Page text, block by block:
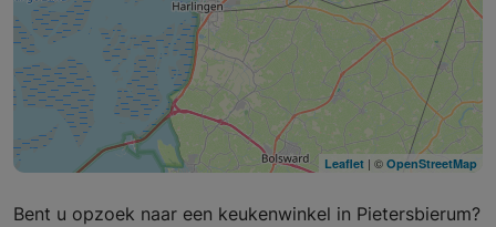
Leaflet | © OpenStreetMap
Bent u opzoek naar een keukenwinkel in Pietersbierum?